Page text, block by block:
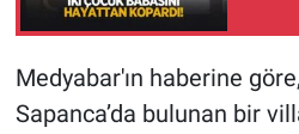
Medyabar'ın haberine
Sapanca’da bulunan bir